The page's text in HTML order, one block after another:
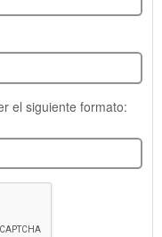
el siguiente formato: